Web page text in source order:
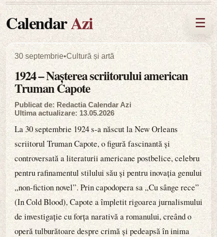
CalendarAzi ☰
30 septembrie•Cultură și artă
1924 – Nașterea scriitorului american
Truman Capote
Publicat de: Redactia Calendar Azi
Ultima actualizare: 13.05.2026
La 30 septembrie 1924 s-a născut la New Orleans
scriitorul Truman Capote, o figură fascinantă și
controversată a literaturii americane postbelice, celebru
pentru rafinamentul stilului său și pentru inovația genului
„non-fiction novel”. Prin capodopera sa „Cu sânge rece”
(In Cold Blood), Capote a împletit rigoarea jurnalismului
de investigație cu forța narativă a romanului, creând o
operă tulburătoare despre crimă și pedeapsă în inima